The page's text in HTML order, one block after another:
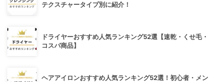
テクスチャータイプ別に紹介！
ドライヤーおすすめ人気ランキング52選【速乾・くせ毛・
コスパ商品】
ヘアアイロンおすすめ人気ランキング52選！初心者・メン